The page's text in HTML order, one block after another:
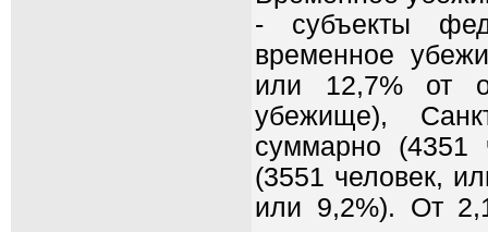
- субъекты
временное
или 12,7% от
убежище),
суммарно (4351
(3551 человек,
или 9,2%). От